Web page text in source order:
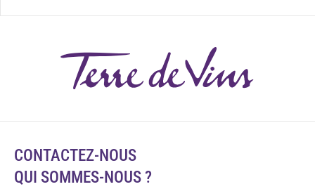
CONTACTEZ-NOUS
QUI SOMMES-NOUS ?